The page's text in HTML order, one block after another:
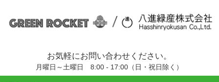
お気軽にお問い合わせください。
月曜日～土曜日 8:00 - 17:00（日・祝日除く）